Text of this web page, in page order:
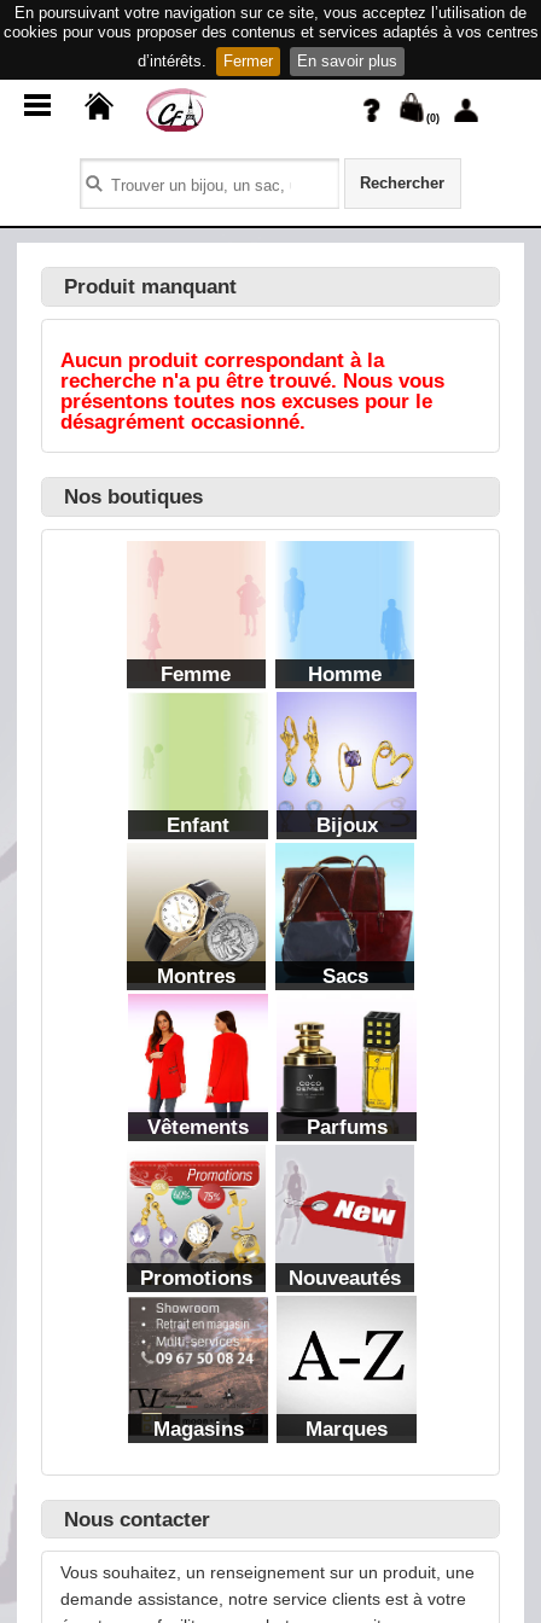
En poursuivant votre navigation sur ce site, vous acceptez l’utilisation de
cookies pour vous proposer des contenus et services adaptés à vos centres
d’intérêts.
Fermer En savoir plus
(0)
Rechercher
Produit manquant
Aucun produit correspondant à la
recherche n'a pu être trouvé. Nous vous
présentons toutes nos excuses pour le
désagrément occasionné.
Nos boutiques
Femme Homme
Enfant Bijoux
Montres Sacs
Vêtements Parfums
Promotions Nouveautés
Magasins Marques
Nous contacter
Vous souhaitez, un renseignement sur un produit, une
demande assistance, notre service clients est à votre